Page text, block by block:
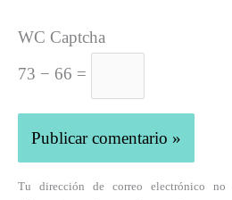
WC Captcha
73 − 66 =
Tu dirección de correo electrónico no